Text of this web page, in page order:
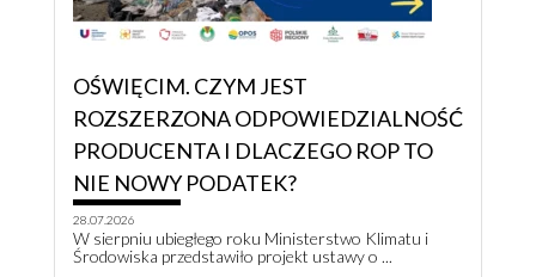
OŚWIĘCIM. CZYM JEST
ROZSZERZONA ODPOWIEDZIALNOŚĆ
PRODUCENTA I DLACZEGO ROP TO
NIE NOWY PODATEK?
28.07.2026
W sierpniu ubiegłego roku Ministerstwo Klimatu i
Środowiska przedstawiło projekt ustawy o ...